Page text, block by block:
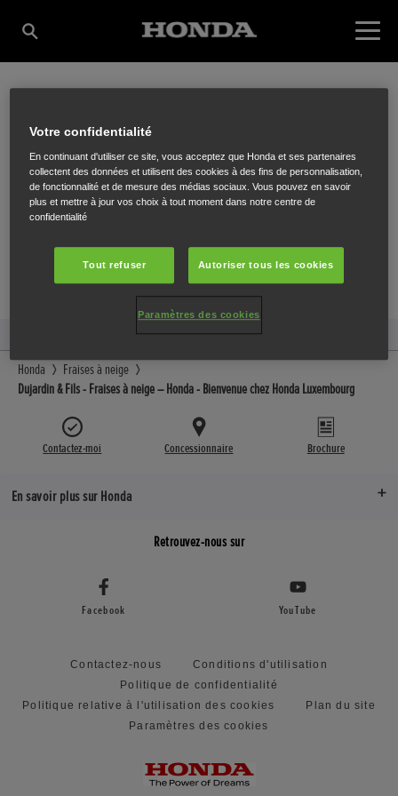
DUJARDIN & FILS
Rue de l'Etang 27,Willerzie (Gedinne),5575
Honda
Fraises à neige
Dujardin & Fils - Fraises à neige – Honda - Bienvenue chez Honda Luxembourg
Contactez-moi Concessionnaire Brochure
En savoir plus sur Honda
Retrouvez-nous sur
Facebook YouTube
Contactez-nous
Conditions d'utilisation
Politique de confidentialité
Politique relative à l'utilisation des cookies
Plan du site
Paramètres des cookies
Votre confidentialité
En continuant d'utiliser ce site, vous acceptez que Honda et ses partenaires
collectent des données et utilisent des cookies à des fins de personnalisation,
de fonctionnalité et de mesure des médias sociaux. Vous pouvez en savoir
plus et mettre à jour vos choix à tout moment dans notre centre de
confidentialité
Tout refuser Autoriser tous les cookies
Paramètres des cookies